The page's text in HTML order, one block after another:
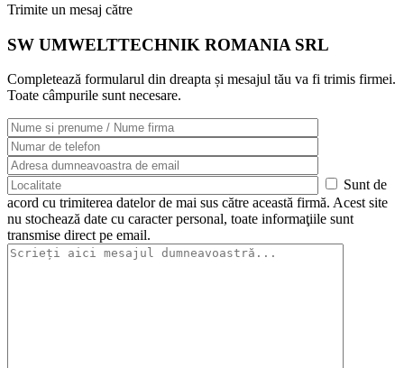
Trimite un mesaj către
SW UMWELTTECHNIK ROMANIA SRL
Completează formularul din dreapta și mesajul tău va fi trimis firmei.
Toate câmpurile sunt necesare.
Sunt de
acord cu trimiterea datelor de mai sus către această firmă. Acest site
nu stochează date cu caracter personal, toate informaţiile sunt
transmise direct pe email.